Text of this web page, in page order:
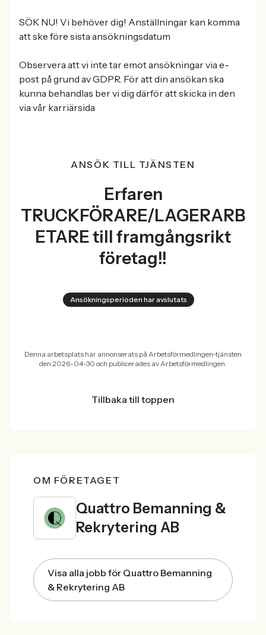
SÖK NU! Vi behöver dig! Anställningar kan komma
att ske före sista ansökningsdatum
Observera att vi inte tar emot ansökningar via e-
post på grund av GDPR. För att din ansökan ska
kunna behandlas ber vi dig därför att skicka in den
via vår karriärsida
ANSÖK TILL TJÄNSTEN
Erfaren
TRUCKFÖRARE/LAGERARB
ETARE till framgångsrikt
företag!!
Ansökningsperioden har avslutats
Denna arbetsplats har annonserats på Arbetsförmedlingen-tjänsten
den 2026-04-30 och publicerades av Arbetsförmedlingen.
Tillbaka till toppen
OM FÖRETAGET
Quattro Bemanning &
Rekrytering AB
Visa alla jobb för Quattro Bemanning
& Rekrytering AB